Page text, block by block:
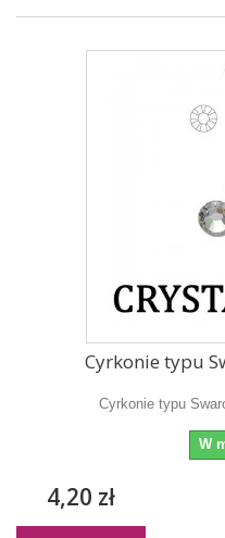
Cyrkonie typu
Cyrkonie typu
W
4,20 zł